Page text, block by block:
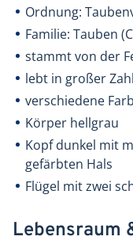
Ordnung:
Familie: Tauben
stammt von der
lebt in großer
verschiedene
Körper hellgrau
Kopf dunkel mit
gefärbten Hals
Flügel mit zwei
Lebensraum